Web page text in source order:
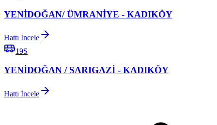
YENİDOĞAN/ ÜMRANİYE - KADIKÖY
Hattı İncele
19S
YENİDOĞAN / SARIGAZİ - KADIKÖY
Hattı İncele